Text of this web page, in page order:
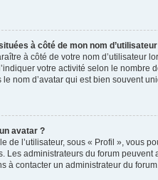
à côté de mon nom
à côté de votre nom d’utilisateur
votre activité selon le nombre
nom d’avatar qui est bien souvent
avatar ?
de l’utilisateur, sous « Profil », vous
Les administrateurs du forum
à contacter un administrateur du